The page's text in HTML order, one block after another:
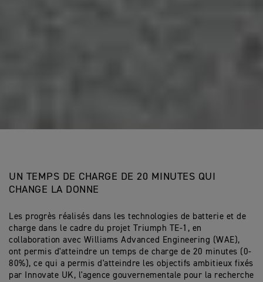
UN TEMPS DE CHARGE DE 20 MINUTES QUI
CHANGE LA DONNE
Les progrès réalisés dans les technologies de batterie et de
charge dans le cadre du projet Triumph TE-1, en
collaboration avec Williams Advanced Engineering (WAE),
ont permis d'atteindre un temps de charge de 20 minutes (0-
80%), ce qui a permis d'atteindre les objectifs ambitieux fixés
par Innovate UK, l'agence gouvernementale pour la recherche